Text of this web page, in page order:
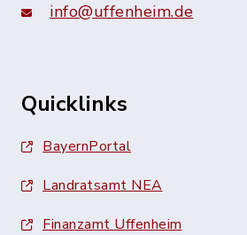
info@uffenheim.de
Quicklinks
BayernPortal
Landratsamt NEA
Finanzamt Uffenheim